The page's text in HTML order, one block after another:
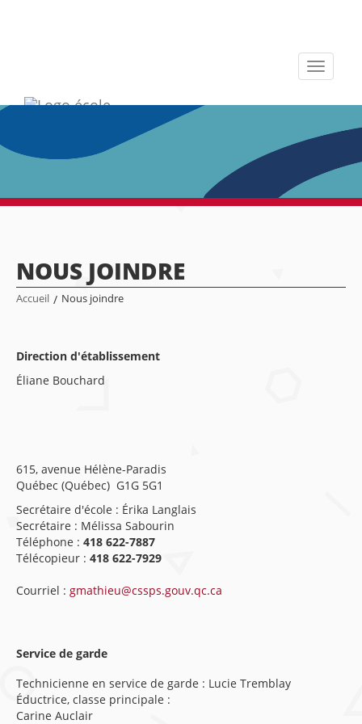
Toggle
NOUS JOINDRE
Accueil / Nous joindre
Direction d'établissement
Éliane Bouchard
615, avenue Hélène-Paradis
Québec (Québec) G1G 5G1
Secrétaire d'école : Érika Langlais
Secrétaire : Mélissa Sabourin
Téléphone : 418 622-7887
Télécopieur : 418 622-7929
Courriel : gmathieu@cssps.gouv.qc.ca
Service de garde
Technicienne en service de garde : Lucie Tremblay
Éductrice, classe principale :
Carine Auclair